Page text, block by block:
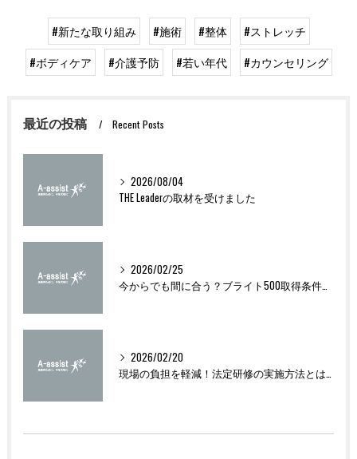
#新たな取り組み #施術 #整体
#ストレッチ
#ボディケア
#介護予防 #若い年代 #カウンセリング
最近の投稿 Recent Posts
2026/08/04
THE Leaderの取材を受けました
2026/02/25
今からでも間に合う？ブライト500取得条件をわかりやすく解説
2026/02/20
現場の負担を軽減！法定研修の実施方法とは？